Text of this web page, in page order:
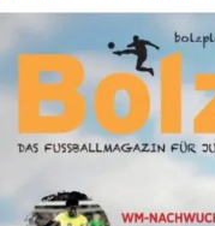
in
Zeitschrift
„Bolzplatz
#1/2026“